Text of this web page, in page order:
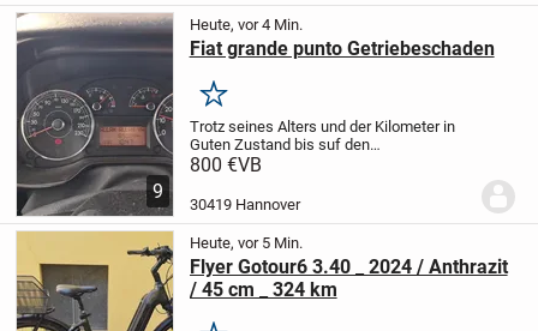
9
Heute, vor 4 Min.
Fiat grande punto Getriebeschaden
Merken
Trotz seines Alters und der Kilometer in
Guten Zustand bis suf den
Getriebeschaden.
Thermostat neuGanzjahresreifen Reifen
800 €VB
30419 Hannover
Heute, vor 5 Min.
Flyer Gotour6 3.40 _ 2024 / Anthrazit
/ 45 cm _ 324 km